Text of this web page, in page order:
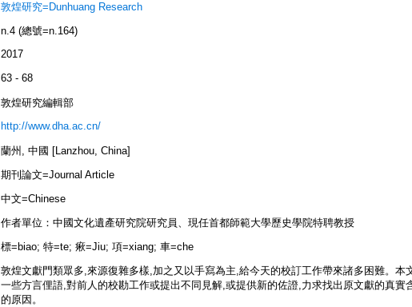
敦煌研究=Dunhuang Research
n.4 (總號=n.164)
2017
63 - 68
敦煌研究編輯部
http://www.dha.ac.cn/
蘭州, 中國 [Lanzhou, China]
期刊論文=Journal Article
中文=Chinese
作者單位：中國文化遺產研究院研究員、現任首都師範大學歷史學院特聘教授
標=biao; 特=te; 㾭=Jiu; 項=xiang; 車=che
敦煌文獻門類眾多,來源復雜多樣,加之又以手寫為主,給今天的校訂工作帶來諸多困難。本
一些方言俚語,對前人的校勘工作或提出不同見解,或提供新的佐證,力求找出原文獻的真實
的原因。